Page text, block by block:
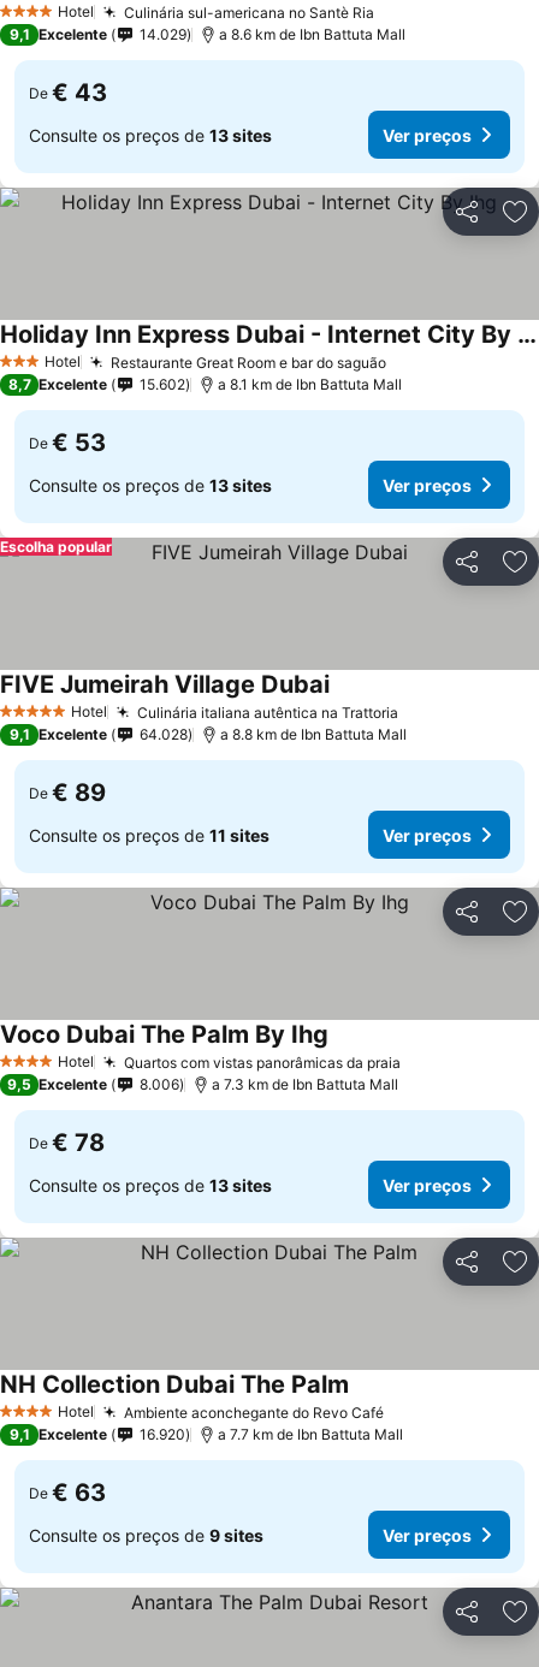
4 EstrelasHotel Culinária sul-americana no Santè Ria
9,1 Excelente 14.029 a 8.6 km de Ibn Battuta Mall
De € 43
Consulte os preços de 13 sites Ver preços
Partilhar
3 EstrelasHotel Restaurante Great Room e bar do saguão
Holiday Inn Express Dubai - Internet City By Ihg
8,7 Excelente 15.602 a 8.1 km de Ibn Battuta Mall
De € 53
Consulte os preços de 13 sites Ver preços
Partilhar
Escolha popular
5 Estrelas Hotel Culinária italiana autêntica na Trattoria
FIVE Jumeirah Village Dubai
9,1 Excelente 64.028 a 8.8 km de Ibn Battuta Mall
De € 89
Consulte os preços de 11 sites Ver preços
Partilhar
4 EstrelasHotel Quartos com vistas panorâmicas da praia
Voco Dubai The Palm By Ihg
9,5 Excelente 8.006 a 7.3 km de Ibn Battuta Mall
De € 78
Consulte os preços de 13 sites Ver preços
Partilhar
4 EstrelasHotel Ambiente aconchegante do Revo Café
NH Collection Dubai The Palm
9,1 Excelente 16.920 a 7.7 km de Ibn Battuta Mall
De € 63
Consulte os preços de 9 sites Ver preços
Partilhar